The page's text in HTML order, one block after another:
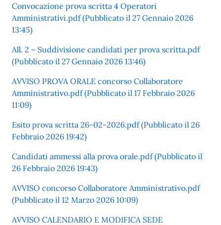
Convocazione prova scritta 4 Operatori
Amministrativi.pdf (Pubblicato il 27 Gennaio 2026
13:45)
All. 2 – Suddivisione candidati per prova scritta.pdf
(Pubblicato il 27 Gennaio 2026 13:46)
AVVISO PROVA ORALE concorso Collaboratore
Amministrativo.pdf (Pubblicato il 17 Febbraio 2026
11:09)
Esito prova scritta 26-02-2026.pdf (Pubblicato il 26
Febbraio 2026 19:42)
Candidati ammessi alla prova orale.pdf (Pubblicato il
26 Febbraio 2026 19:43)
AVVISO concorso Collaboratore Amministrativo.pdf
(Pubblicato il 12 Marzo 2026 10:09)
AVVISO CALENDARIO E MODIFICA SEDE